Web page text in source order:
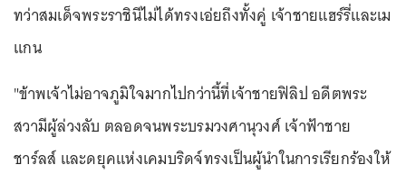
ทว่าสมเด็จพระราชินีไม่ได้ทรงเอ่ยถึงทั้งคู่ เจ้าชายแฮร์รี่และเม
แกน
"ข้าพเจ้าไม่อาจภูมิใจมากไปกว่านี้ที่เจ้าชายฟิลิป อดีตพระ
สวามีผู้ล่วงลับ ตลอดจนพระบรมวงศานุวงศ์ เจ้าฟ้าชาย
ชาร์ลส์ และดยุคแห่งเคมบริดจ์ทรงเป็นผู้นำในการเรียกร้องให้